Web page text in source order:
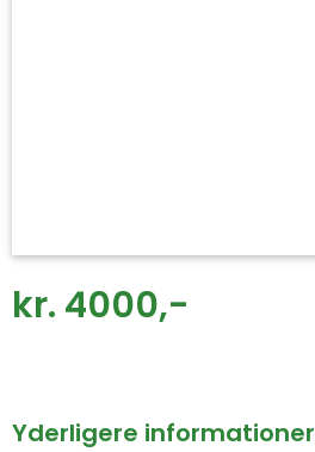
kr. 4000,-
Yderligere informationer